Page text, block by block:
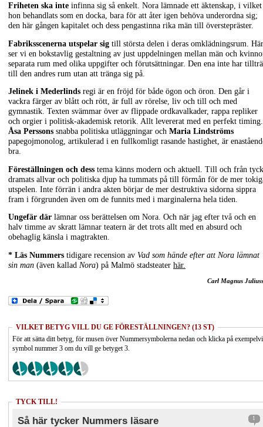
Friheten ska inte infinna sig så enkelt. Nora lämnade ett äktenskap, i vilket
hon behandlats som en docka, bara för att åter igen behöva underordna sig;
den här gången kapitalet och dess pengastinna rika män till överstepräster.
Fabriksscenerna utspelar sig till största delen i deras omklädningsrum. Här
ser vi en bokstavlig gestaltning av just uppdelningen mellan män och
separata rum med olika uppgifter och förutsättningar. Den ena inte har
till den andres rum utan att tränga sig på.
Jelinek i Mederlinds regi är en fröjd för både ögon och öron. Den går i
vackra färger av blått och rött, är full av rörelse, liv och till och med
gymnastik. Texten svämmar över av flippade ordkavalkader, rappa repliker
och orgier i politisk-akademisk retorik. Allt levererat med en perfekt timing.
Åsa Perssons snabba politiska utläggningar och Maria Lindströms
papegojmonolog, artikulerad i en fullkomligt rasande hastighet, är
bra.
Föreställningen och dess tema känns modern och aktuell. Till och från
dramats allvar och politiska djup ha tummats på till förmån för de mer
utspelen. Inte förrän i andra akten börjar de mer destruktiva sidorna sippra
fram i förgrunden även om de funnits med i marginalerna hela tiden.
Ungefär där lämnar oss berättelsen om Nora. Och när jag efter två och en
halv timme av skratt lämnar teatern är det trots allt med en absurd och
obehaglig känsla i magtrakten.
* Läs Nummers tidigare recension av Vad som hände efter att Nora lämnat
sin man (även kallad Nora) på Malmö stadsteater här.
Carl Magnus
VILKET BETYG VILL DU GE FÖRESTÄLLNINGEN? (13 ST)
För att sätta ditt betyg, för musen över Nummersymbolerna nedan och klicka på
symbol nummer 3 om du vill ge betyget 3.
TYCK TILL!
Så här tycker Nummers läsare 1